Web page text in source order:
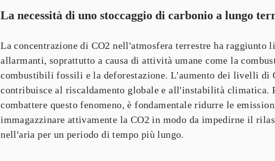
La necessità di uno stoccaggio di carbonio a lungo
La concentrazione di CO2 nell'atmosfera terrestre ha raggiunto
allarmanti, soprattutto a causa di attività umane come la
combustibili fossili e la deforestazione. L'aumento dei livelli di
contribuisce al riscaldamento globale e all'instabilità climatica.
immagazzinare attivamente la CO2 in modo da impedirne il
nell'aria per un periodo di tempo più lungo.